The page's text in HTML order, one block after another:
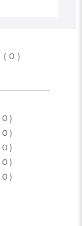
(0)
0
0
0
0
0